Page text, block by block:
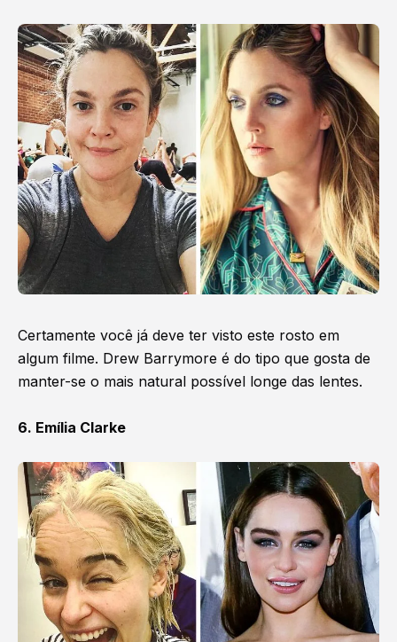
Certamente você já deve ter visto este rosto em
algum filme. Drew Barrymore é do tipo que gosta de
manter-se o mais natural possível longe das lentes.
6. Emília Clarke